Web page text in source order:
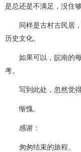
是总还是不满足，没住够
同样是古村古民居
历史文化。
如果可以，皖南的
考。
写到此处，忽然觉
惭愧。
感谢：
匆匆结束的旅程。